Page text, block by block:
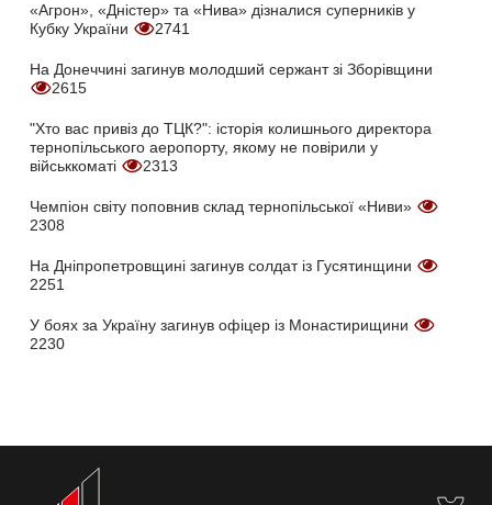
«Агрон», «Дністер» та «Нива» дізналися суперників у
Кубку України
2741
На Донеччині загинув молодший сержант зі Зборівщини
2615
"Хто вас привіз до ТЦК?": історія колишнього директора
тернопільського аеропорту, якому не повірили у
військкоматі
2313
Чемпіон світу поповнив склад тернопільської «Ниви»
2308
На Дніпропетровщині загинув солдат із Гусятинщини
2251
У боях за Україну загинув офіцер із Монастирищини
2230